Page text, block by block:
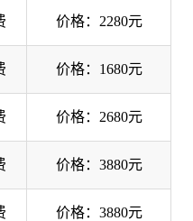
价格：2280元
价格：1680元
价格：2680元
价格：3880元
价格：3880元